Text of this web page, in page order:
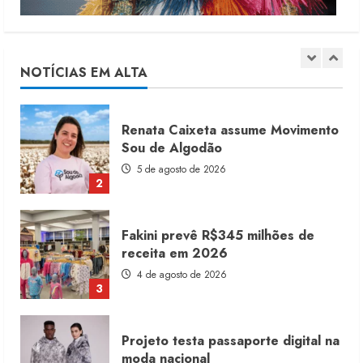
NOTÍCIAS EM ALTA
2
3
Fakini prevê R$345 milhões de
receita em 2026
4 de agosto de 2026
4
Projeto testa passaporte digital na
moda nacional
4 de agosto de 2026
Morena Rosa lança franquia com
estoque consignado